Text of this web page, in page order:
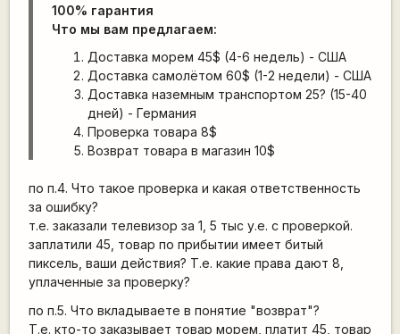
100% гарантия
Что мы вам предлагаем:
Доставка морем 45$ (4-6 недель) - США
Доставка самолётом 60$ (1-2 недели) - США
Доставка наземным транспортом 25? (15-40
дней) - Германия
Проверка товара 8$
Возврат товара в магазин 10$
по п.4. Что такое проверка и какая ответственность
за ошибку?
т.е. заказали телевизор за 1, 5 тыс у.е. с проверкой.
заплатили 45, товар по прибытии имеет битый
пиксель, ваши действия? Т.е. какие права дают 8,
уплаченные за проверку?
по п.5. Что вкладываете в понятие "возврат"?
Т.е. кто-то заказывает товар морем, платит 45, товар